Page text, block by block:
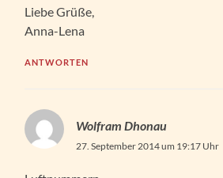
Liebe Grüße,
Anna-Lena
ANTWORTEN
Wolfram Dhonau
27. September 2014 um 19:17 Uhr